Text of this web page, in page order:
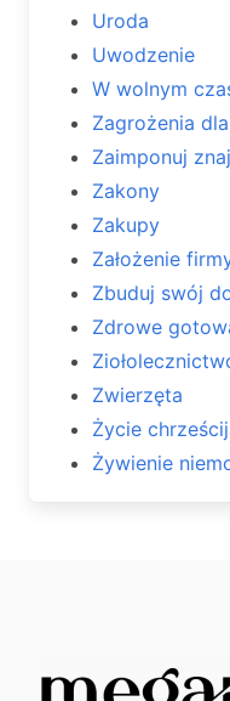
Uroda
Uwodzenie
W wolnym
Zagrożenia
Zaimponuj
Zakony
Zakupy
Założenie
Zbuduj swój
Zdrowe
Zwierzęta
Życie
Żywienie